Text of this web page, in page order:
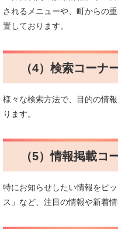
されるメニューや、町からの
置しております。
（4）検索コーナ
様々な検索方法で、目的の情
ります。
（5）情報掲載コ
特にお知らせしたい情報をピ
ス」など、注目の情報や新着情